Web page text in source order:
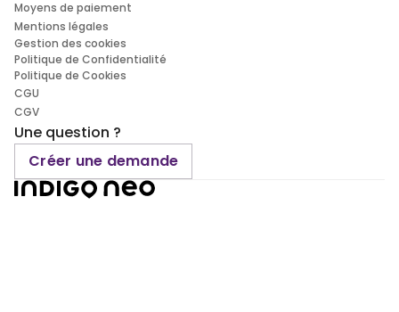
Moyens de paiement
Mentions légales
Gestion des cookies
Politique de Confidentialité
Politique de Cookies
CGU
CGV
Une question ?
Créer une demande